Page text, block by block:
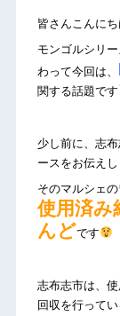
皆さんこんに
モンゴルシリ
わって今回は、
関する話題です
少し前に、志
ースをお伝え
そのマルシェ
使用済み
んどです
志布志市は、
回収を行ってい